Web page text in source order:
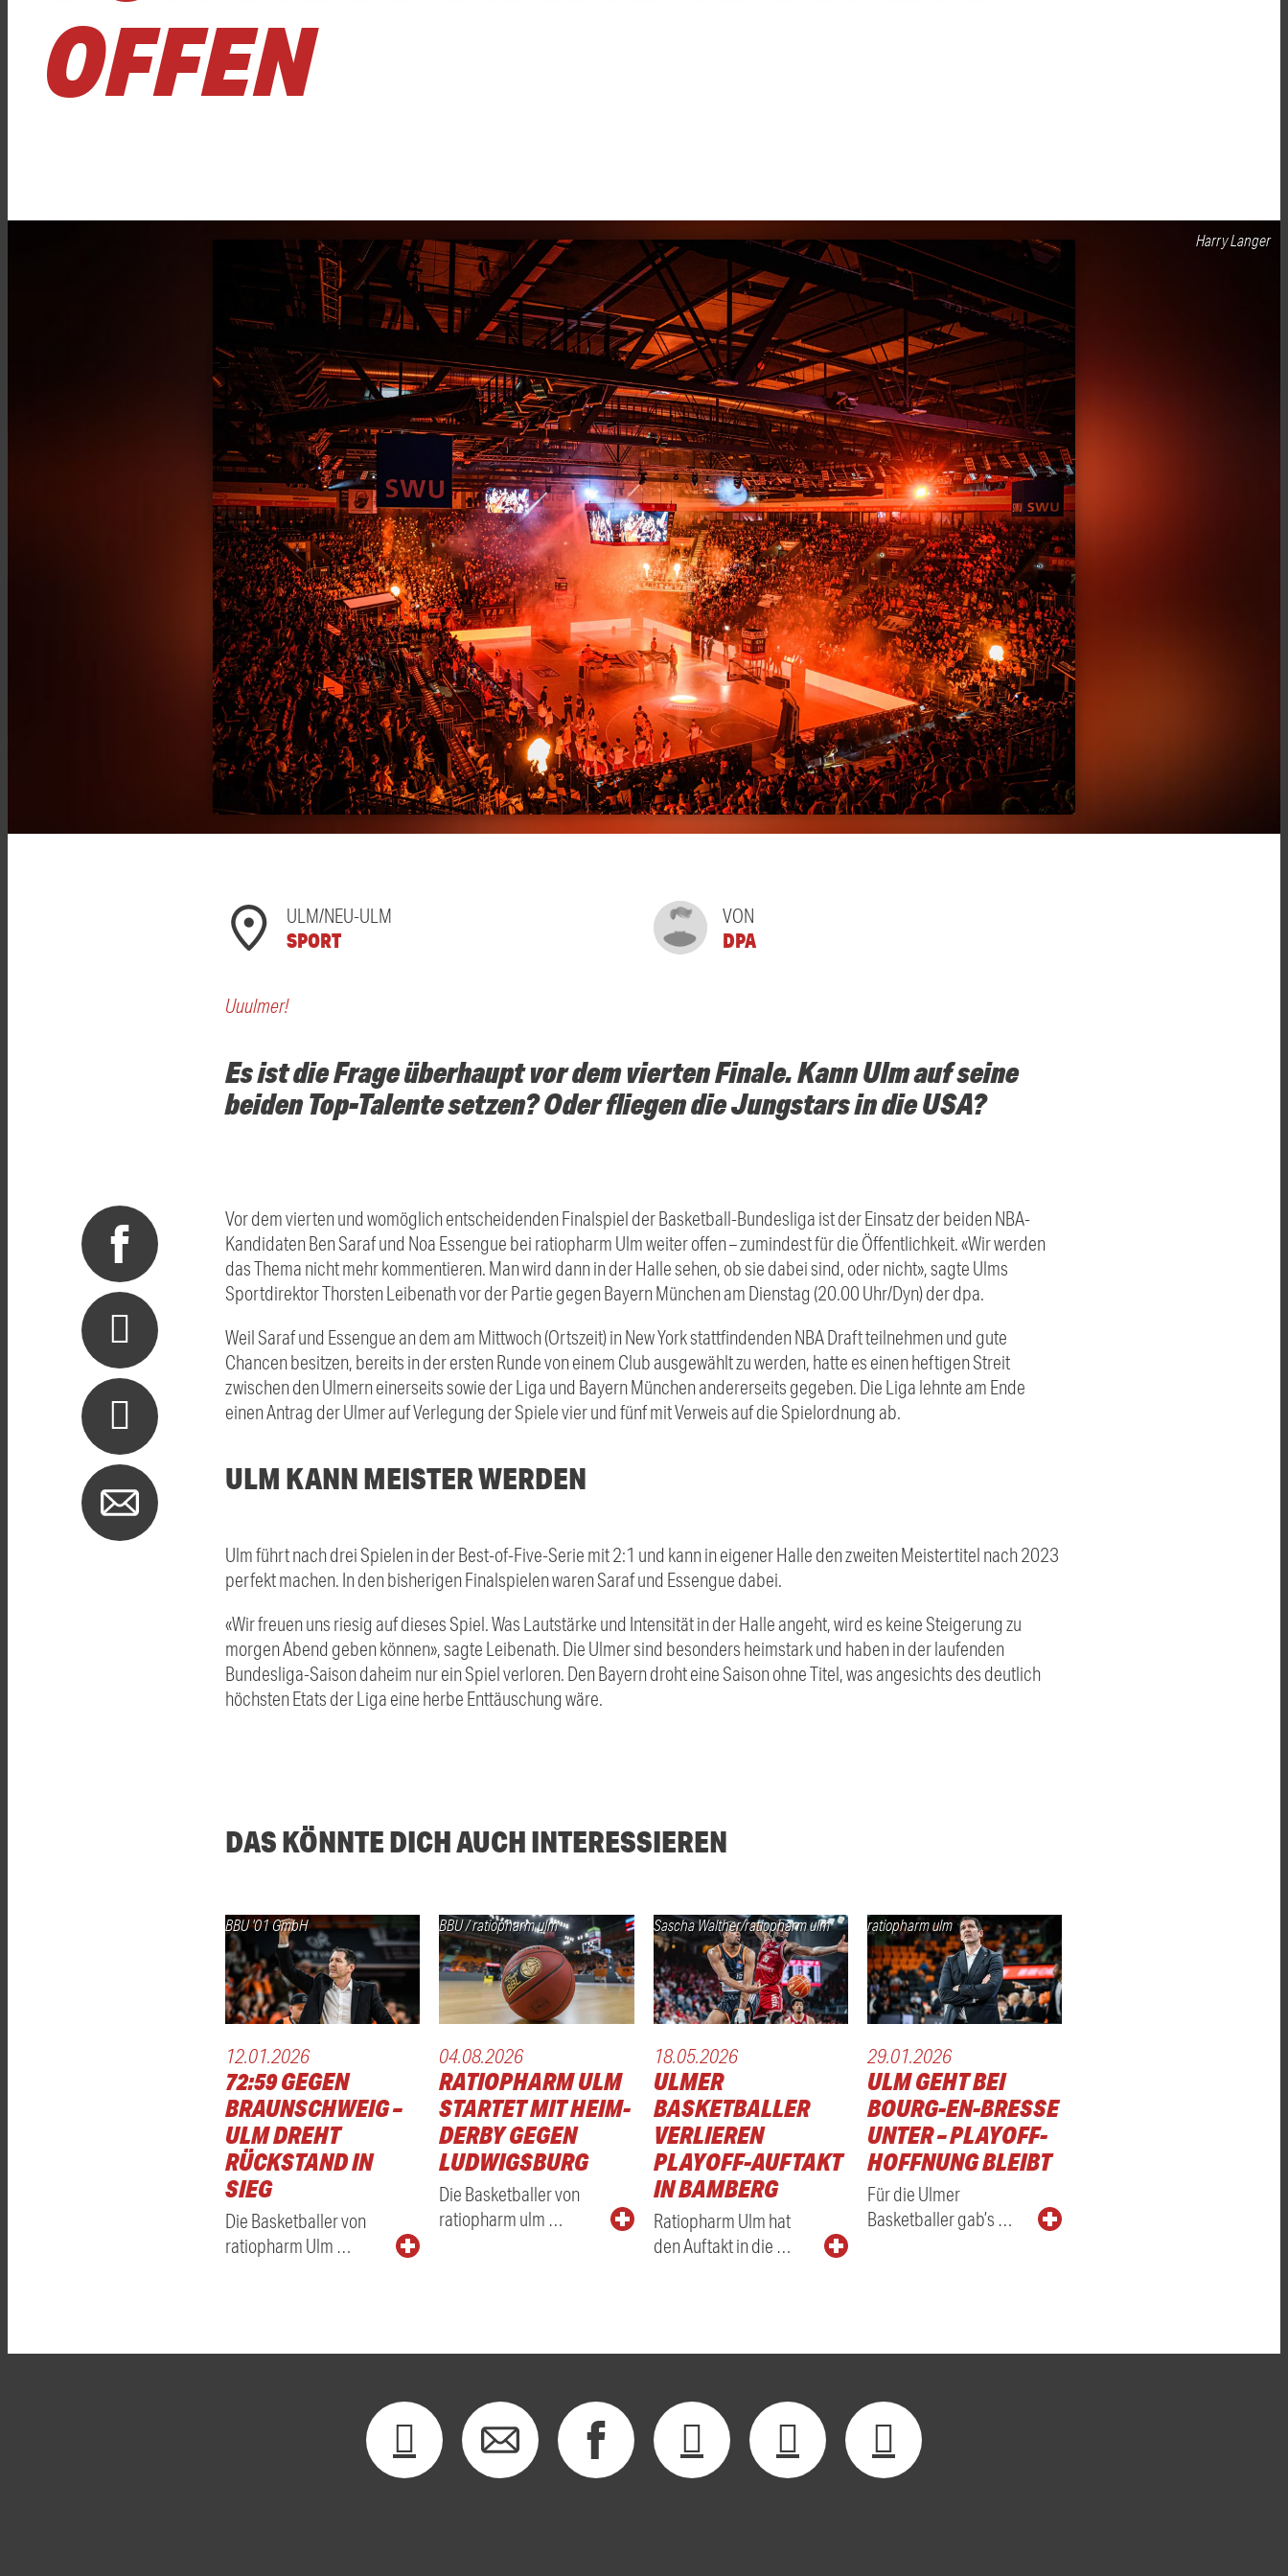
OFFEN
Harry Langer
ULM/NEU-ULM
SPORT
VON
DPA
Uuulmer!
Es ist die Frage überhaupt vor dem vierten Finale. Kann Ulm auf seine
beiden Top-Talente setzen? Oder fliegen die Jungstars in die USA?
Vor dem vierten und womöglich entscheidenden Finalspiel der Basketball-Bundesliga ist der Einsatz der beiden NBA-
Kandidaten Ben Saraf und Noa Essengue bei ratiopharm Ulm weiter offen – zumindest für die Öffentlichkeit. «Wir werden
das Thema nicht mehr kommentieren. Man wird dann in der Halle sehen, ob sie dabei sind, oder nicht», sagte Ulms
Sportdirektor Thorsten Leibenath vor der Partie gegen Bayern München am Dienstag (20.00 Uhr/Dyn) der dpa.
Weil Saraf und Essengue an dem am Mittwoch (Ortszeit) in New York stattfindenden NBA Draft teilnehmen und gute
Chancen besitzen, bereits in der ersten Runde von einem Club ausgewählt zu werden, hatte es einen heftigen Streit
zwischen den Ulmern einerseits sowie der Liga und Bayern München andererseits gegeben. Die Liga lehnte am Ende
einen Antrag der Ulmer auf Verlegung der Spiele vier und fünf mit Verweis auf die Spielordnung ab.
ULM KANN MEISTER WERDEN
Ulm führt nach drei Spielen in der Best-of-Five-Serie mit 2:1 und kann in eigener Halle den zweiten Meistertitel nach 2023
perfekt machen. In den bisherigen Finalspielen waren Saraf und Essengue dabei.
«Wir freuen uns riesig auf dieses Spiel. Was Lautstärke und Intensität in der Halle angeht, wird es keine Steigerung zu
morgen Abend geben können», sagte Leibenath. Die Ulmer sind besonders heimstark und haben in der laufenden
Bundesliga-Saison daheim nur ein Spiel verloren. Den Bayern droht eine Saison ohne Titel, was angesichts des deutlich
höchsten Etats der Liga eine herbe Enttäuschung wäre.
DAS KÖNNTE DICH AUCH INTERESSIEREN
BBU '01 GmbH
12.01.2026
72:59 GEGEN
BRAUNSCHWEIG –
ULM DREHT
RÜCKSTAND IN
SIEG
Die Basketballer von
ratiopharm Ulm …
BBU / ratiopharm ulm
04.08.2026
RATIOPHARM ULM
STARTET MIT HEIM-
DERBY GEGEN
LUDWIGSBURG
Die Basketballer von
ratiopharm ulm …
Sascha Walther/ratiopharm ulm
18.05.2026
ULMER
BASKETBALLER
VERLIEREN
PLAYOFF-AUFTAKT
IN BAMBERG
Ratiopharm Ulm hat
den Auftakt in die …
ratiopharm ulm
29.01.2026
ULM GEHT BEI
BOURG-EN-BRESSE
UNTER – PLAYOFF-
HOFFNUNG BLEIBT
Für die Ulmer
Basketballer gab’s …